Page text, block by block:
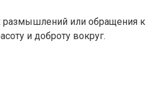
размышлений или обращения к
и доброту вокруг.